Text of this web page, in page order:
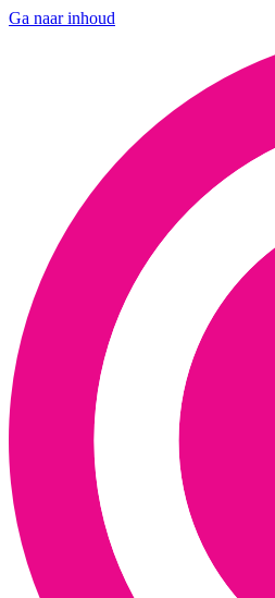
Ga naar inhoud